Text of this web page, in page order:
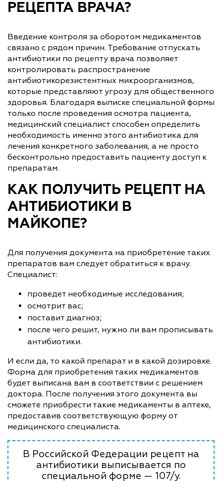
РЕЦЕПТА ВРАЧА?
Введение контроля за оборотом медикаментов
связано с рядом причин. Требование отпускать
антибиотики по рецепту врача позволяет
контролировать распространение
антибиотикорезистентных микроорганизмов,
которые представляют угрозу для общественного
здоровья. Благодаря выписке специальной формы
только после проведения осмотра пациента,
медицинский специалист способен определить
необходимость именно этого антибиотика для
лечения конкретного заболевания, а не просто
бесконтрольно предоставить пациенту доступ к
препаратам.
КАК ПОЛУЧИТЬ РЕЦЕПТ НА
АНТИБИОТИКИ В
МАЙКОПЕ?
Для получения документа на приобретение таких
препаратов вам следует обратиться к врачу.
Специалист:
проведет необходимые исследования;
осмотрит вас;
поставит диагноз;
после чего решит, нужно ли вам прописывать
антибиотики.
И если да, то какой препарат и в какой дозировке.
Форма для приобретения таких медикаментов
будет выписана вам в соответствии с решением
доктора. После получения этого документа вы
сможете приобрести такие медикаменты в аптеке,
предоставив соответствующую форму от
медицинского специалиста.
В Российской Федерации рецепт на
антибиотики выписывается по
специальной форме — 107/у.